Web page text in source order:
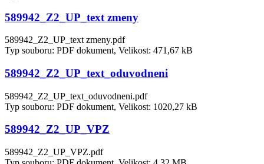
589942_Z2_UP_text zmeny
589942_Z2_UP_text zmeny.pdf
Typ souboru: PDF dokument, Velikost: 471,67 kB
589942_Z2_UP_text_oduvodneni
589942_Z2_UP_text_oduvodneni.pdf
Typ souboru: PDF dokument, Velikost: 1020,27 kB
589942_Z2_UP_VPZ
589942_Z2_UP_VPZ.pdf